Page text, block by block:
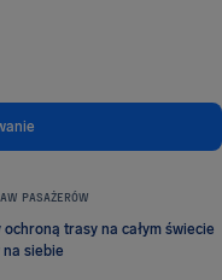
PASAŻERÓW
ochroną trasy na całym świecie
siebie